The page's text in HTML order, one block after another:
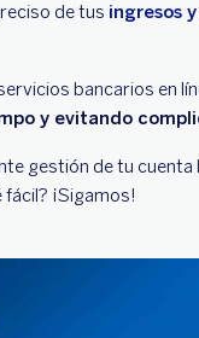
de tus ingresos
bancarios en
y evitando
gestión de tu
¡Sigamos!